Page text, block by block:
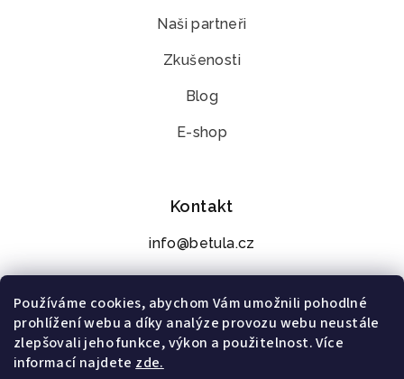
Používáme cookies, abychom Vám umožnili pohodlné
prohlížení webu a díky analýze provozu webu neustále
zlepšovali jeho funkce, výkon a použitelnost. Více
informací najdete zde.
Naši partneři
Zkušenosti
Blog
E-shop
Kontakt
info@betula.cz
+420 776 273 392